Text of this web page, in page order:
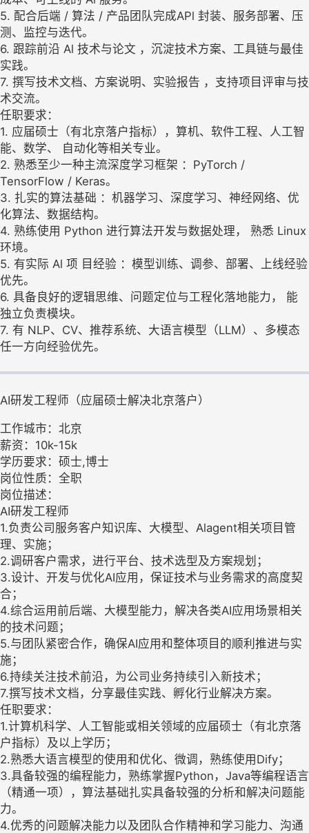
5. 配合后端 / 算法 / 产品团队完成APl 封装、服务部署、压
测、监控与迭代。
6. 跟踪前沿 Al 技术与论文 ，沉淀技术方案、工具链与最佳
实践。
7. 撰写技术文档、方案说明、实验报告 ，支持项目评审与技
术交流。
任职要求：
1. 应届硕士（有北京落户指标），算机、软件工程、人工智
能、数学、 自动化等相关专业。
2. 熟悉至少一种主流深度学习框架 ：PyTorch /
TensorFlow / Keras。
3. 扎实的算法基础 ：机器学习、深度学习、神经网络、优
化算法、数据结构。
4. 熟练使用 Python 进行算法开发与数据处理， 熟悉 Linux
环境。
5. 有实际 Al 项 目经验 ：模型训练、调参、部署、上线经验
优先。
6. 具备良好的逻辑思维、问题定位与工程化落地能力， 能
独立负责模块。
7. 有 NLP、CV、推荐系统、大语言模型（LLM）、多模态
任一方向经验优先。
AI研发工程师（应届硕士解决北京落户）
工作城市：北京
薪资：10k-15k
学历要求：硕士,博士
岗位性质：全职
岗位描述：
AI研发工程师
1.负责公司服务客户知识库、大模型、Alagent相关项目管
理、实施；
2.调研客户需求，进行平台、技术选型及方案规划；
3.设计、开发与优化AI应用，保证技术与业务需求的高度契
合；
4.综合运用前后端、大模型能力，解决各类AI应用场景相关
的技术问题；
5.与团队紧密合作，确保AI应用和整体项目的顺利推进与实
施；
6.持续关注技术前沿，为公司业务持续引入新技术；
7.撰写技术文档，分享最佳实践、孵化行业解决方案。
任职要求：
1.计算机科学、人工智能或相关领域的应届硕士（有北京落
户指标）及以上学历；
2.熟悉大语言模型的使用和优化、微调，熟练使用Dify；
3.具备较强的编程能力，熟练掌握Python，Java等编程语言
（精通一项），算法基础扎实具备较强的分析和解决问题能
力。
4.优秀的问题解决能力以及团队合作精神和学习能力、沟通